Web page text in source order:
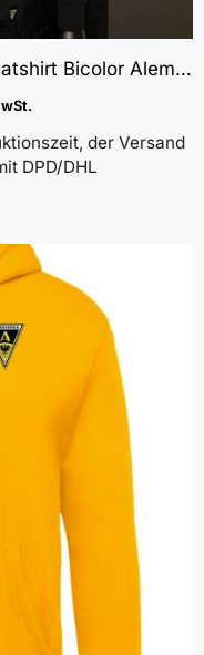
Alemannia Damen Kapuzensweatshirt Bicolor Alemannia Logo gestickt
der Versand
DPD/DHL